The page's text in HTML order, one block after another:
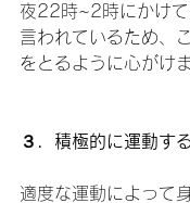
夜22時~2時にかけて
言われているため、
をとるように心がけ
３．積極的に運動す
適度な運動によって